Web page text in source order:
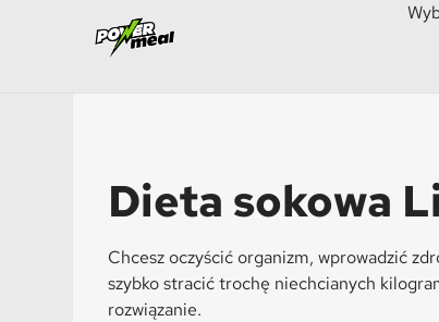
Dieta sokowa
Chcesz oczyścić organizm, wprowadzić
szybko stracić trochę niechcianych
rozwiązanie.